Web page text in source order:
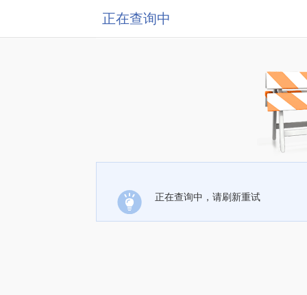
正在查询中
正在查询中，请刷新重试